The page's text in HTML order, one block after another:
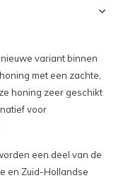
variant binnen
met een zachte,
honing zeer geschikt
voor
een deel van de
en Zuid-Hollandse